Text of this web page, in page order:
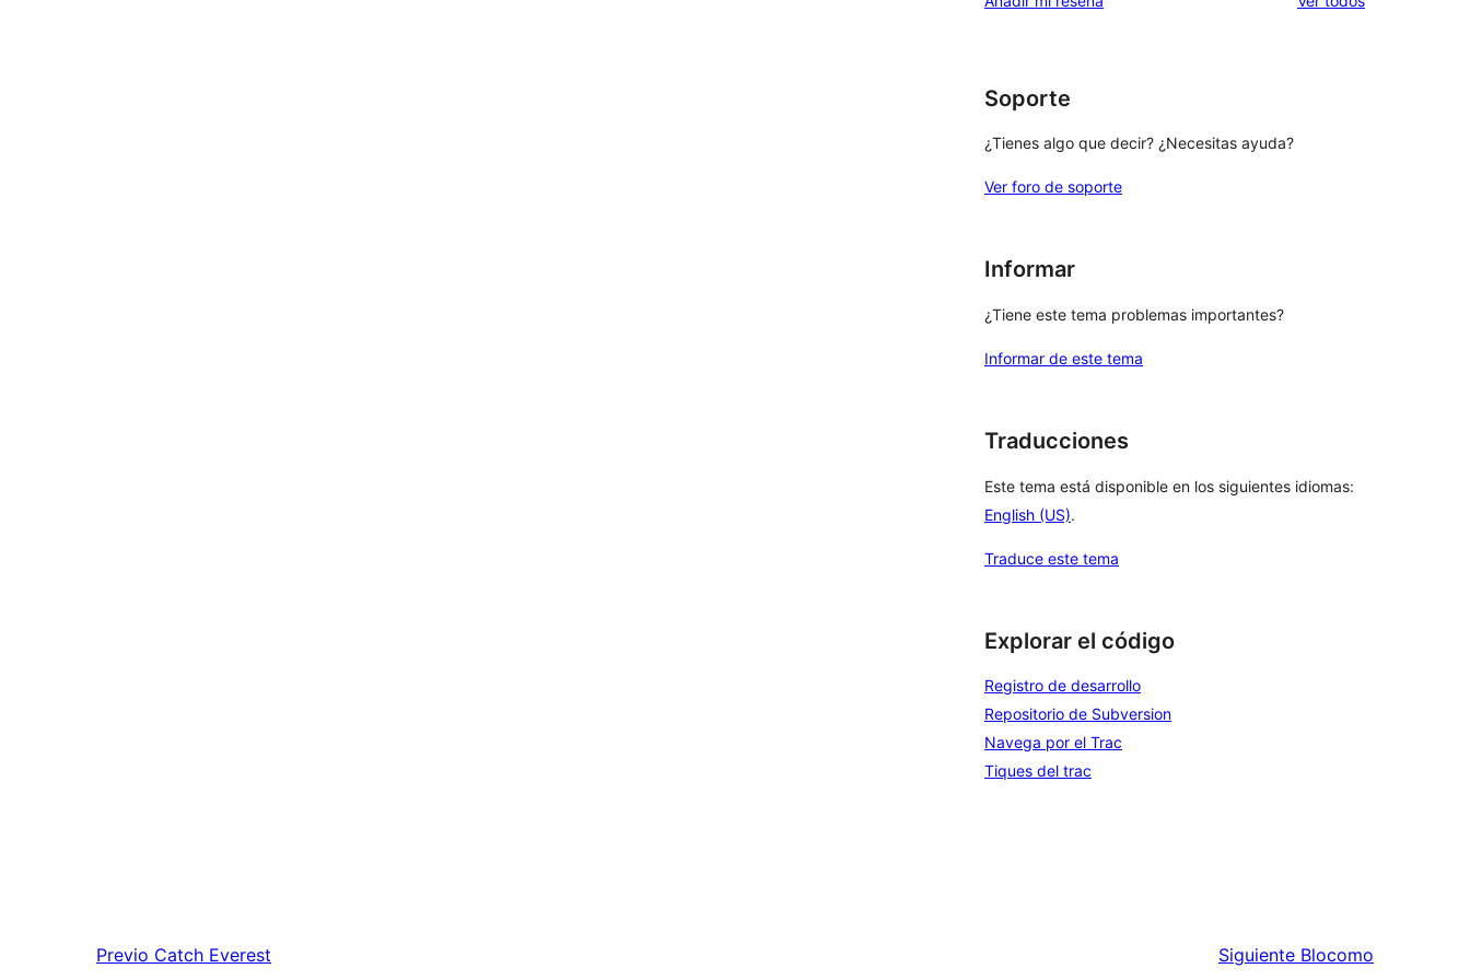
Soporte
¿Tienes algo que decir? ¿Necesitas ayuda?
Ver foro de soporte
Informar
¿Tiene este tema problemas importantes?
Informar de este tema
Traducciones
Este tema está disponible en los siguientes idiomas:
English (US).
Traduce este tema
Explorar el código
Registro de desarrollo
Repositorio de Subversion
Navega por el Trac
Tiques del trac
Previo Catch Everest Siguiente Blocomo